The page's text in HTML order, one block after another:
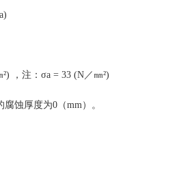
，注： σa = 33 (N／㎜²)
腐蚀厚度为0 （mm） 。